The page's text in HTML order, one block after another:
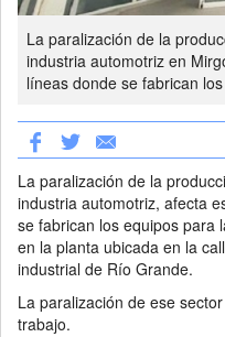
La paralización de la
industria automotriz en
líneas donde se fabrican
La paralización de la
industria automotriz, afecta
se fabrican los equipos para
en la planta ubicada en la
industrial de Río Grande.
La paralización de ese
trabajo.